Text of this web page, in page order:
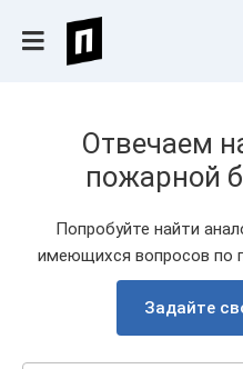
Отвечаем
пожарной
Попробуйте найти
имеющихся вопросов по
Задайте